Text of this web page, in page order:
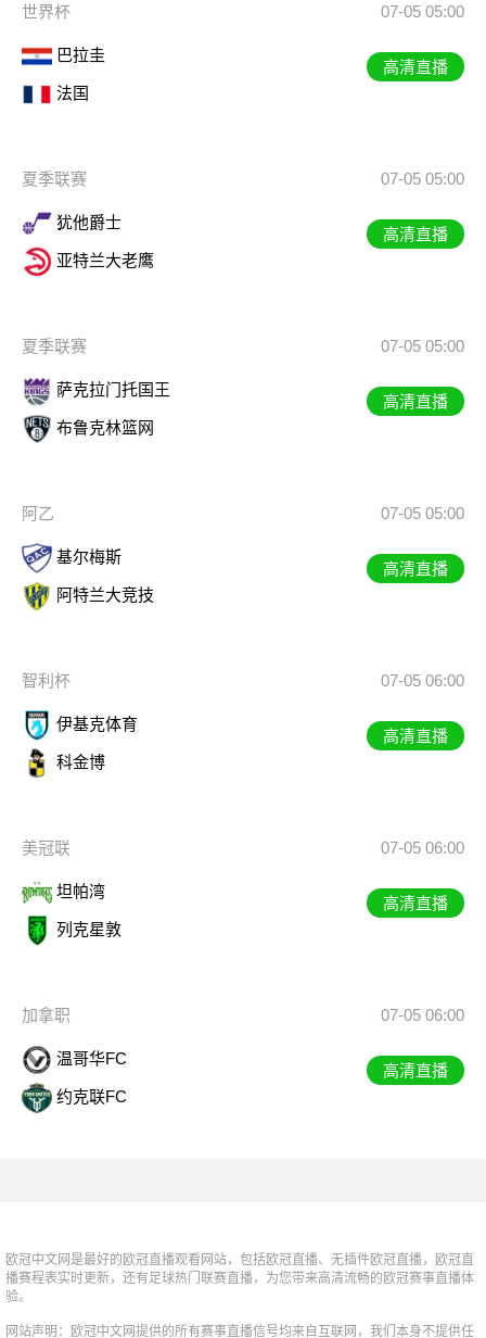
世界杯 07-05 05:00
巴拉圭
法国
高清直播
夏季联赛 07-05 05:00
犹他爵士
亚特兰大老鹰
高清直播
夏季联赛 07-05 05:00
萨克拉门托国王
布鲁克林篮网
高清直播
阿乙 07-05 05:00
基尔梅斯
阿特兰大竞技
高清直播
智利杯 07-05 06:00
伊基克体育
科金博
高清直播
美冠联 07-05 06:00
坦帕湾
列克星敦
高清直播
加拿职 07-05 06:00
温哥华FC
约克联FC
高清直播
欧冠中文网是最好的欧冠直播观看网站，包括欧冠直播、无插件欧冠直播，欧冠直
播赛程表实时更新，还有足球热门联赛直播，为您带来高清流畅的欧冠赛事直播体
验。
网站声明：欧冠中文网提供的所有赛事直播信号均来自互联网，我们本身不提供任